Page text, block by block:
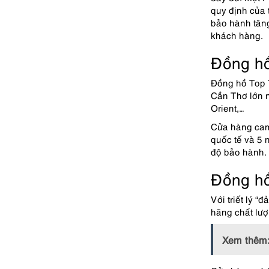
quy định của
bảo hành
khách hàng.
Đồng
Đồng hồ Top
Cần Thơ lớn
Orient,…
Cửa hàng
quốc tế và 5
độ bảo hành.
Đồng
Với triết lý
hãng chất
Xem